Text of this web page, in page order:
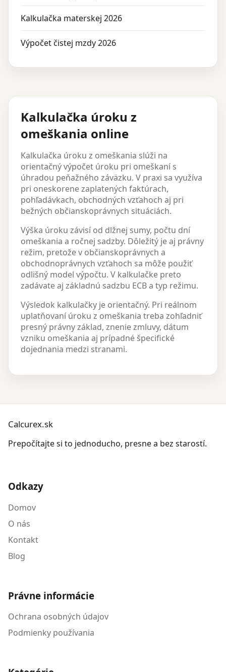
Kalkulačka materskej 2026
Výpočet čistej mzdy 2026
Kalkulačka úroku z
omeškania online
Kalkulačka úroku z omeškania slúži na
orientačný výpočet úroku pri omeškaní s
úhradou peňažného záväzku. V praxi sa využíva
pri oneskorene zaplatených faktúrach,
pohľadávkach, obchodných vzťahoch aj pri
bežných občianskoprávnych situáciách.
Výška úroku závisí od dlžnej sumy, počtu dní
omeškania a ročnej sadzby. Dôležitý je aj právny
režim, pretože v občianskoprávnych a
obchodnoprávnych vzťahoch sa môže použiť
odlišný model výpočtu. V kalkulačke preto
zadávate aj základnú sadzbu ECB a typ režimu.
Výsledok kalkulačky je orientačný. Pri reálnom
uplatňovaní úroku z omeškania treba zohľadniť
presný právny základ, znenie zmluvy, dátum
vzniku omeškania aj prípadné špecifické
dojednania medzi stranami.
Calcurex.sk
Prepočítajte si to jednoducho, presne a bez starostí.
Odkazy
Domov
O nás
Kontakt
Blog
Právne informácie
Ochrana osobných údajov
Podmienky používania